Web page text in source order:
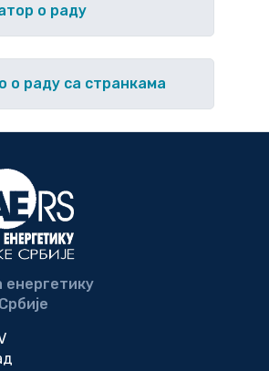
о раду
o раду са странкама
енергетику